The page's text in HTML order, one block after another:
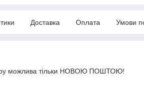
Доставка Оплата Умови
можлива тільки НОВОЮ ПОШТОЮ!